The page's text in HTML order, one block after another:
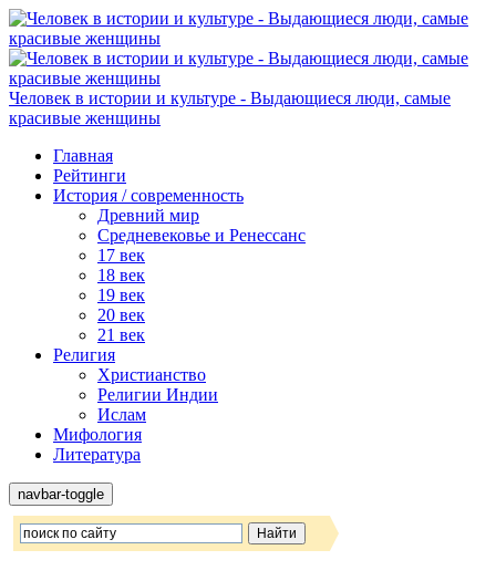
Человек в истории и культуре - Выдающиеся люди, самые
красивые женщины
Главная
Рейтинги
История / современность
Древний мир
Средневековье и Ренессанс
17 век
18 век
19 век
20 век
21 век
Религия
Христианство
Религии Индии
Ислам
Мифология
Литература
navbar-toggle